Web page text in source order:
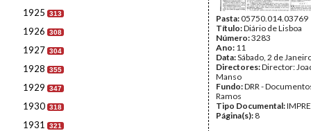
1925 313
1926 308
1927 304
1928 355
1929 347
1930 318
1931 321
Pasta:05750.014.03769
Título:Diário de Lisboa
Número:3283
Ano: 11
Data:Sábado, 2 de
Directores:Director:
Manso
Fundo:DRR -
Ramos
Tipo Documental:
Página(s): 8